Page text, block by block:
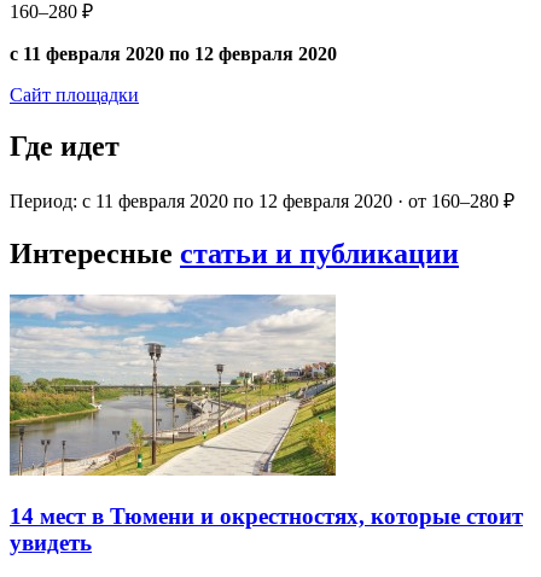
160–280 ₽
с 11 февраля 2020 по 12 февраля 2020
Сайт площадки
Где идет
Период: с 11 февраля 2020 по 12 февраля 2020 · от 160–280 ₽
Интересные статьи и публикации
14 мест в Тюмени и окрестностях, которые стоит
увидеть